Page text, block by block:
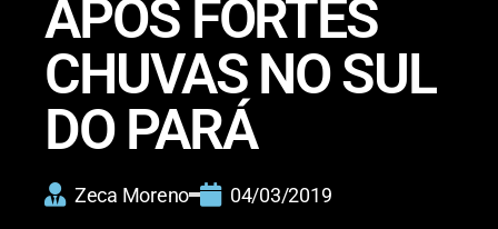
APÓS FORTES
CHUVAS NO SUL
DO PARÁ
Zeca Moreno 04/03/2019